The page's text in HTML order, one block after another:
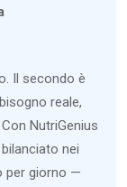
Il secondo è
reale,
NutriGenius
nei
per giorno —